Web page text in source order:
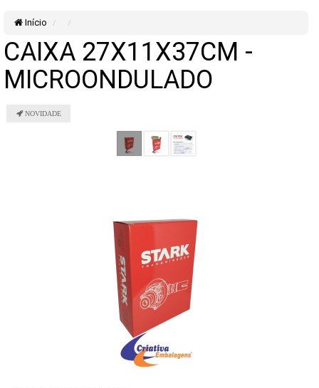
Início
CAIXA 27X11X37CM -
MICROONDULADO